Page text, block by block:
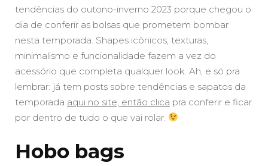
tendências do outono-inverno 2023 porque chegou o
dia de conferir as bolsas que prometem bombar
nesta temporada. Shapes icônicos, texturas,
minimalismo e funcionalidade fazem a vez do
acessório que completa qualquer look. Ah, e só pra
lembrar: já tem posts sobre tendências e sapatos da
temporada aqui no site, então clica pra conferir e ficar
por dentro de tudo o que vai rolar.
Hobo bags